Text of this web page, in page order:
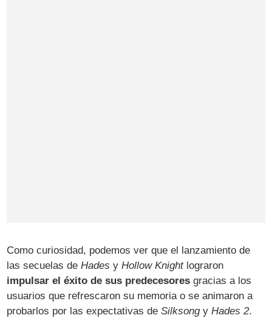
Como curiosidad, podemos ver que el lanzamiento de
las secuelas deHades yHollow Knightlograron
impulsar el éxito de sus predecesores gracias a los
usuarios que refrescaron su memoria o se animaron a
probarlos por las expectativas deSilksongyHades 2.